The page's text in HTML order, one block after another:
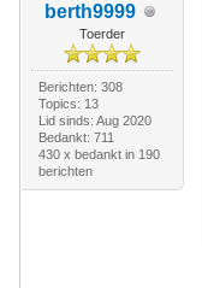
berth9999
Toerder
Berichten: 308
Topics: 13
Lid sinds: Aug 2020
Bedankt: 711
430 x bedankt in 190
berichten